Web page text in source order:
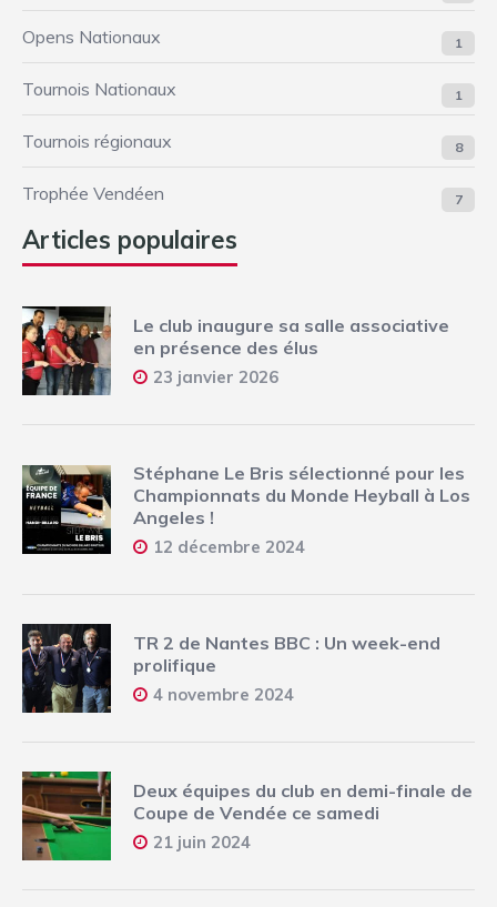
Opens Nationaux 1
Tournois Nationaux 1
Tournois régionaux 8
Trophée Vendéen 7
Articles populaires
Le club inaugure sa salle associative
en présence des élus
23 janvier 2026
Stéphane Le Bris sélectionné pour les
Championnats du Monde Heyball à Los
Angeles !
12 décembre 2024
TR 2 de Nantes BBC : Un week-end
prolifique
4 novembre 2024
Deux équipes du club en demi-finale de
Coupe de Vendée ce samedi
21 juin 2024